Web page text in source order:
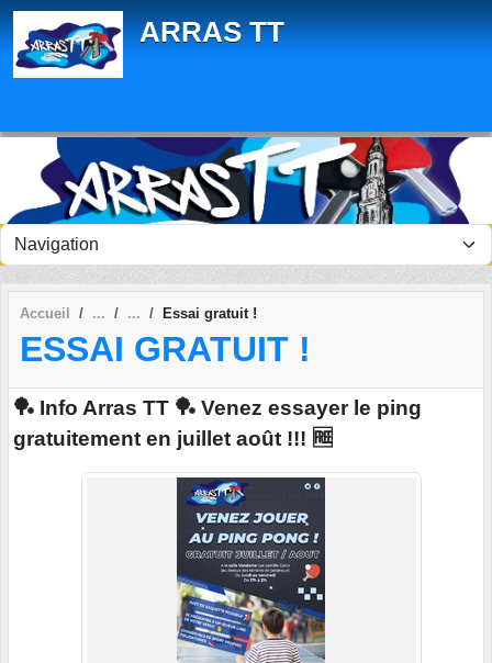
ARRAS TT
Accueil Essai gratuit !
ESSAI GRATUIT !
🏓 Info Arras TT 🏓 Venez essayer le ping
gratuitement en juillet août !!! 🆓
Panneau de gestion des cookies